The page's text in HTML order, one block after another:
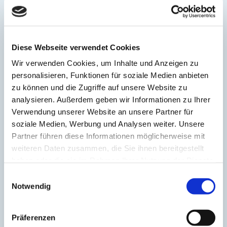
Diese Webseite verwendet Cookies
Wir verwenden Cookies, um Inhalte und Anzeigen zu
personalisieren, Funktionen für soziale Medien anbieten
zu können und die Zugriffe auf unsere Website zu
analysieren. Außerdem geben wir Informationen zu Ihrer
Verwendung unserer Website an unsere Partner für
soziale Medien, Werbung und Analysen weiter. Unsere
Partner führen diese Informationen möglicherweise mit
weiteren Daten zusammen, die Sie ihnen bereitgestellt
Notwendig
Präferenzen
umfangreiche Websiteanalyse
Konkurrenzanalyse
Erstellung von bis zu 18 SEO/GEO-Texten für Ihre
Website